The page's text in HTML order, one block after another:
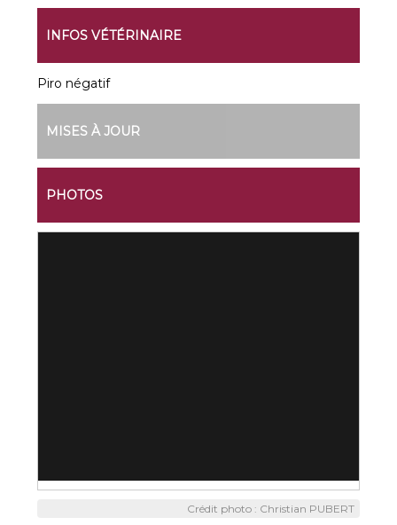
INFOS VÉTÉRINAIRE
Piro négatif
MISES À JOUR
PHOTOS
Crédit photo : Christian PUBERT